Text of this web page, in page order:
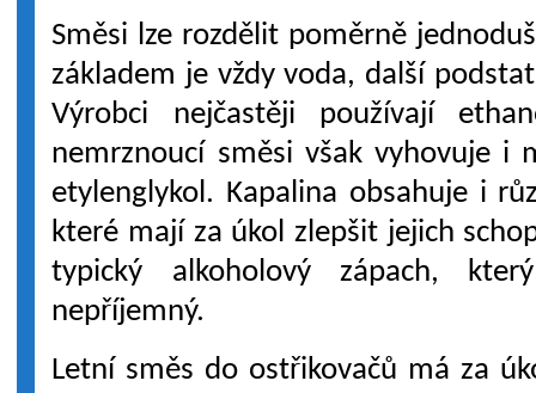
Směsi lze rozdělit poměrně
základem je vždy voda, další
Výrobci nejčastěji používají
nemrznoucí směsi však vyhovuje i
etylenglykol. Kapalina obsahuje i
které mají za úkol zlepšit jejich
typický alkoholový zápach,
nepříjemný.
Letní směs do ostřikovačů má za